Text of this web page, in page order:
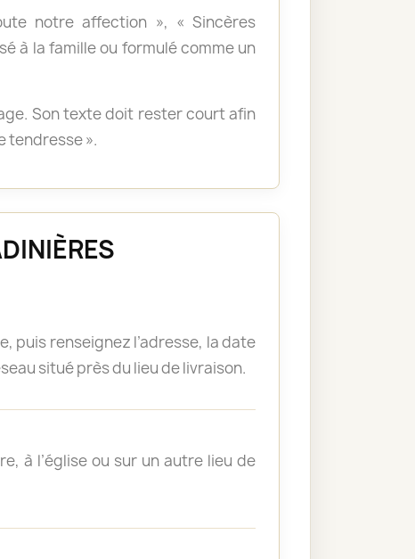
notre affection », « Sincères
à la famille ou formulé comme un
Son texte doit rester court afin
tendresse ».
puis renseignez l’adresse, la date
situé près du lieu de livraison.
à l’église ou sur un autre lieu de